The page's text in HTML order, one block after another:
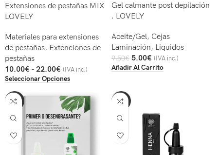
Extensiones de pestañas MIX
LOVELY
Materiales para extensiones
de pestañas, Extenciones de
pestañas
10.00€ - 22.00€ (IVA inc.)
Seleccionar Opciones
Gel calmante post depilación
. LOVELY
Aceite/Gel, Cejas
Laminación, Liquidos
9.50€ 5.00€ (IVA inc.)
Añadir Al Carrito
-69% -38%